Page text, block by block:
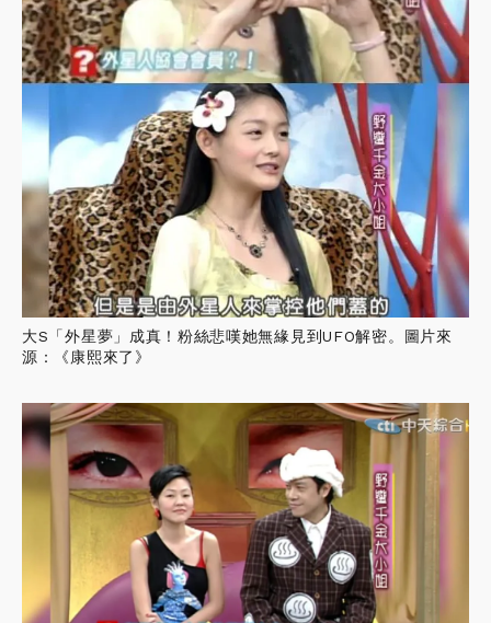
大S「外星夢」成真！粉絲悲嘆她無緣見到UFO解密。圖片來
源：《康熙來了》